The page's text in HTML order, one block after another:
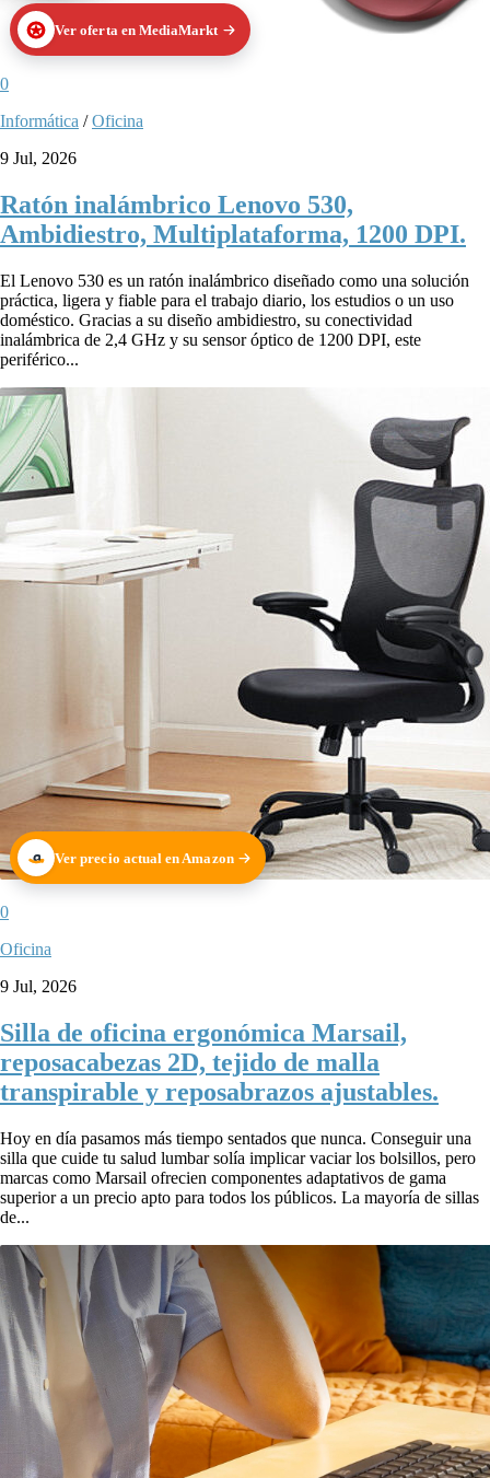
Ver oferta en MediaMarkt
0
Informática /Oficina
9 Jul, 2026
Ratón inalámbrico Lenovo 530,
Ambidiestro, Multiplataforma, 1200 DPI.
El Lenovo 530 es un ratón inalámbrico diseñado como una solución
práctica, ligera y fiable para el trabajo diario, los estudios o un uso
doméstico. Gracias a su diseño ambidiestro, su conectividad
inalámbrica de 2,4 GHz y su sensor óptico de 1200 DPI, este
periférico...
Ver precio actual en Amazon
0
Oficina
9 Jul, 2026
Silla de oficina ergonómica Marsail,
reposacabezas 2D, tejido de malla
transpirable y reposabrazos ajustables.
Hoy en día pasamos más tiempo sentados que nunca. Conseguir una
silla que cuide tu salud lumbar solía implicar vaciar los bolsillos, pero
marcas como Marsail ofrecien componentes adaptativos de gama
superior a un precio apto para todos los públicos. La mayoría de sillas
de...